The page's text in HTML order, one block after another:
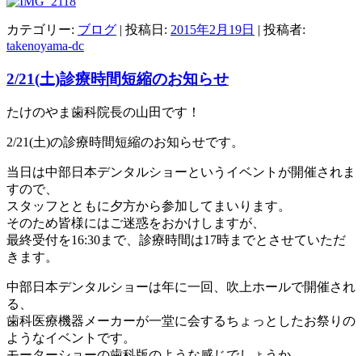
カテゴリー: ブログ | 投稿日: 2015年2月19日 | 投稿者:
takenoyama-dc
2/21(土)診療時間短縮のお知らせ
たけのやま歯科院長の山田です！
2/21(土)の診療時間短縮のお知らせです。
当日は中部日本デンタルショーというイベントが開催されま
すので、
スタッフとともに夕方から参加してまいります。
そのため皆様にはご迷惑をおかけしますが、
最終受付を16:30まで、診療時間は17時までとさせていただ
きます。
中部日本デンタルショーは年に一回、吹上ホールで開催され
る、
歯科医療機器メーカーが一堂に会するちょっとしたお祭りの
ようなイベントです。